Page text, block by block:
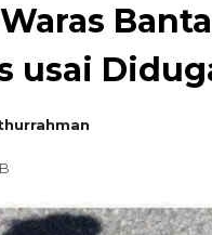
usai